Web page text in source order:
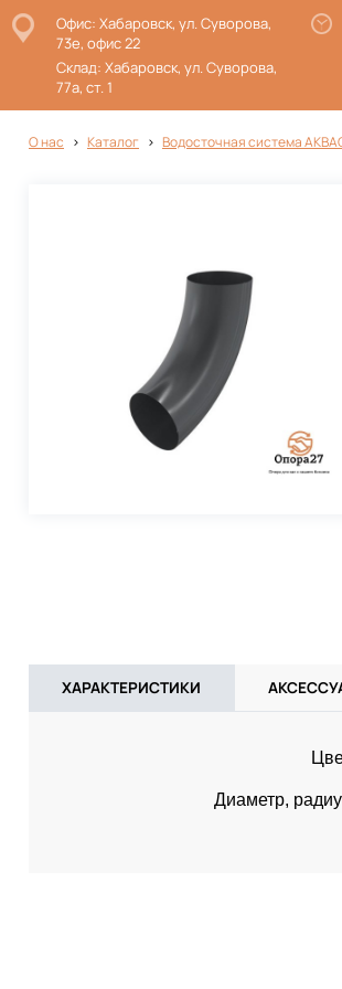
Офис: Хабаровск, ул. Суворова,
73е, офис 22
Склад: Хабаровск, ул. Суворова,
77а, ст. 1
О нас Каталог Водосточная система
ХАРАКТЕРИСТИКИ
Диаметр,